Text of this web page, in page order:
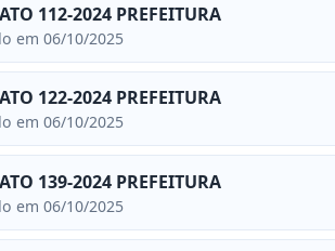
112-2024 PREFEITURA
em 06/10/2025
122-2024 PREFEITURA
em 06/10/2025
139-2024 PREFEITURA
em 06/10/2025